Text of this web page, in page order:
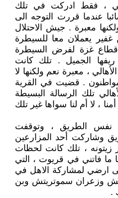
، فقط ادركت في تلك
عندما قررت التوجه الى
معبرة . جيش الاحتلال
يعملان معا للسيطرة
غزة لفرض السيطرة
الجميل . تلك كانت
، معبرة نعم ولكنها لا
. قضيت في القرية
تلك الرسالة البسيطة
، لا أم لنا سواها غير تلك
الطريق ، وتوقفت
وشاركت أحد المزارعين
، تلك كانت لحظات
فاتني في قريوت ، التي
ارضي لمشاركة الاهل في
وزعران سموتريتش وبن
.